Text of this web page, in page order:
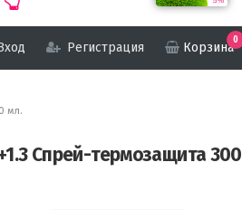
Регистрация Корзина
0
мл.
Спрей-термозащита 300